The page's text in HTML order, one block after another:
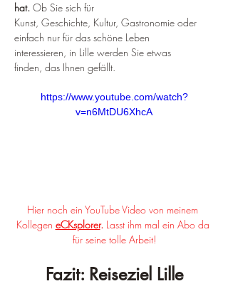
hat. Ob Sie sich für
Kunst, Geschichte, Kultur, Gastronomie oder
einfach nur für das schöne Leben
interessieren, in Lille werden Sie etwas
finden, das Ihnen gefällt.
https://www.youtube.com/watch?
v=n6MtDU6XhcA
Hier noch ein YouTube Video von meinem
Kollegen eCKsplorer. Lasst ihm mal ein Abo da
für seine tolle Arbeit!
Fazit: Reiseziel Lille